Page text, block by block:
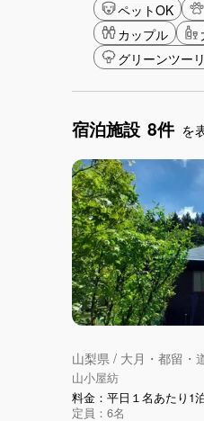
ペットOK
カップル
グリーンツー
宿泊施設 8件 を
山梨県 / 大月・都留・
山小屋紡
料金：平日１名あたり1
定員：6名